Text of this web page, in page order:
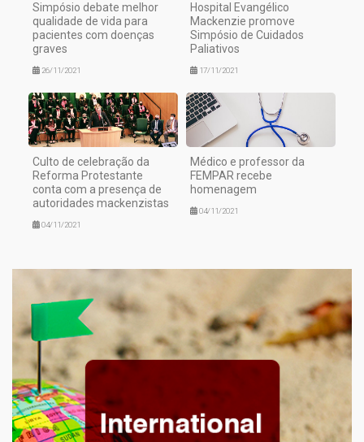
Simpósio debate melhor
qualidade de vida para
pacientes com doenças
graves
26/11/2021
Hospital Evangélico
Mackenzie promove
Simpósio de Cuidados
Paliativos
17/11/2021
Culto de celebração da
Reforma Protestante
conta com a presença de
autoridades mackenzistas
04/11/2021
Médico e professor da
FEMPAR recebe
homenagem
04/11/2021